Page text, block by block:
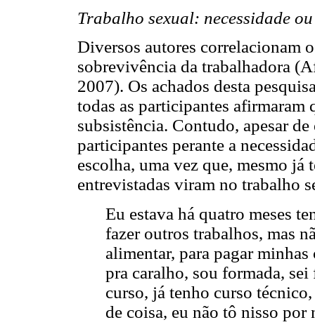
Trabalho sexual: necessidade
Diversos autores correlacionam
sobrevivência da trabalhadora
2007). Os achados desta
todas as participantes afirmaram
subsistência. Contudo, apesar
participantes perante a
escolha, uma vez que, mesmo
entrevistadas viram no trabalho
Eu estava há quatro meses
fazer outros trabalhos, mas
alimentar, para pagar
pra caralho, sou formada,
curso, já tenho curso
de coisa, eu não tô nisso